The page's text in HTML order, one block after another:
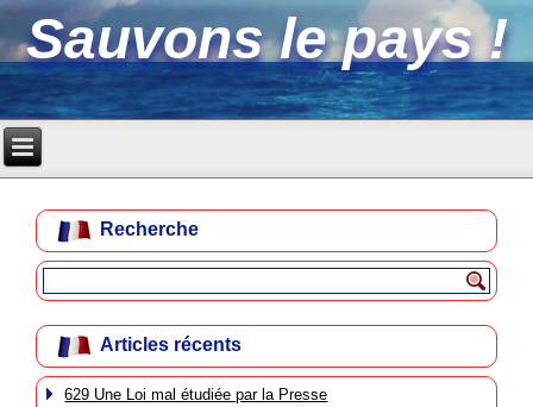
Sauvons le pays !
Recherche
Articles récents
629 Une Loi mal étudiée par la Presse